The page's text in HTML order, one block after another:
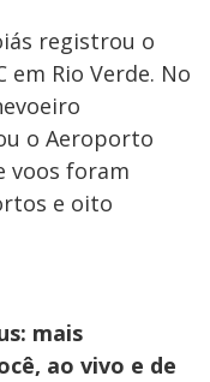
registrou o
em Rio Verde. No
o Aeroporto
voos foram
e oito
mais
ao vivo e de